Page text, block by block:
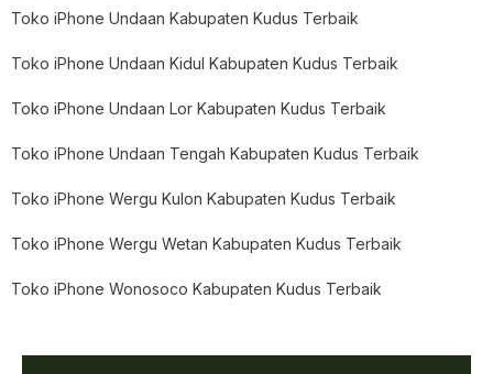
Toko iPhone Undaan Kabupaten Kudus Terbaik
Toko iPhone Undaan Kidul Kabupaten Kudus Terbaik
Toko iPhone Undaan Lor Kabupaten Kudus Terbaik
Toko iPhone Undaan Tengah Kabupaten Kudus Terbaik
Toko iPhone Wergu Kulon Kabupaten Kudus Terbaik
Toko iPhone Wergu Wetan Kabupaten Kudus Terbaik
Toko iPhone Wonosoco Kabupaten Kudus Terbaik